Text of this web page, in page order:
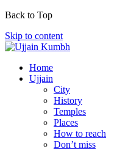
Back to Top
Skip to content
Home
Ujjain
City
History
Temples
Places
How to reach
Don’t miss